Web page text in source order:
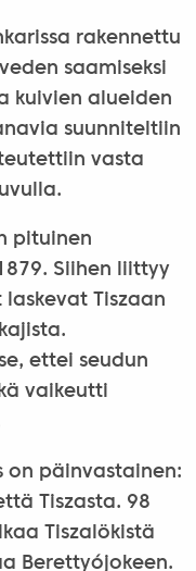
rakennettu
saamiseksi
kuivien alueiden
suunniteltiin
vasta
pituinen
Siihen liittyy
laskevat Tiszaan
ettei seudun
vaikeutti
on päinvastainen:
Tiszasta. 98
Tiszalökistä
Berettyójokeen.